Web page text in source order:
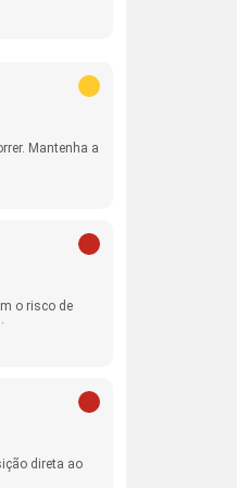
Mantenha a
o risco de
direta ao